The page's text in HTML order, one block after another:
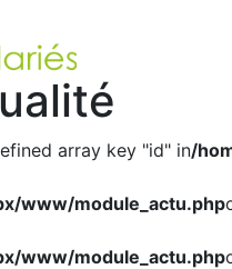
array key "id" in/
www/module_actu.php
www/module_actu.php